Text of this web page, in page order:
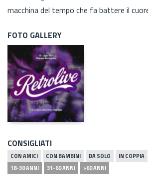
macchina del tempo che fa battere il
FOTO GALLERY
CONSIGLIATI
CON AMICI CON BAMBINI DA SOLO IN COPPIA
18-30 ANNI
31-60 ANNI >60 ANNI